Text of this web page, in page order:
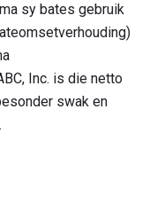
sy bates gebruik
Inc. is die netto
swak en